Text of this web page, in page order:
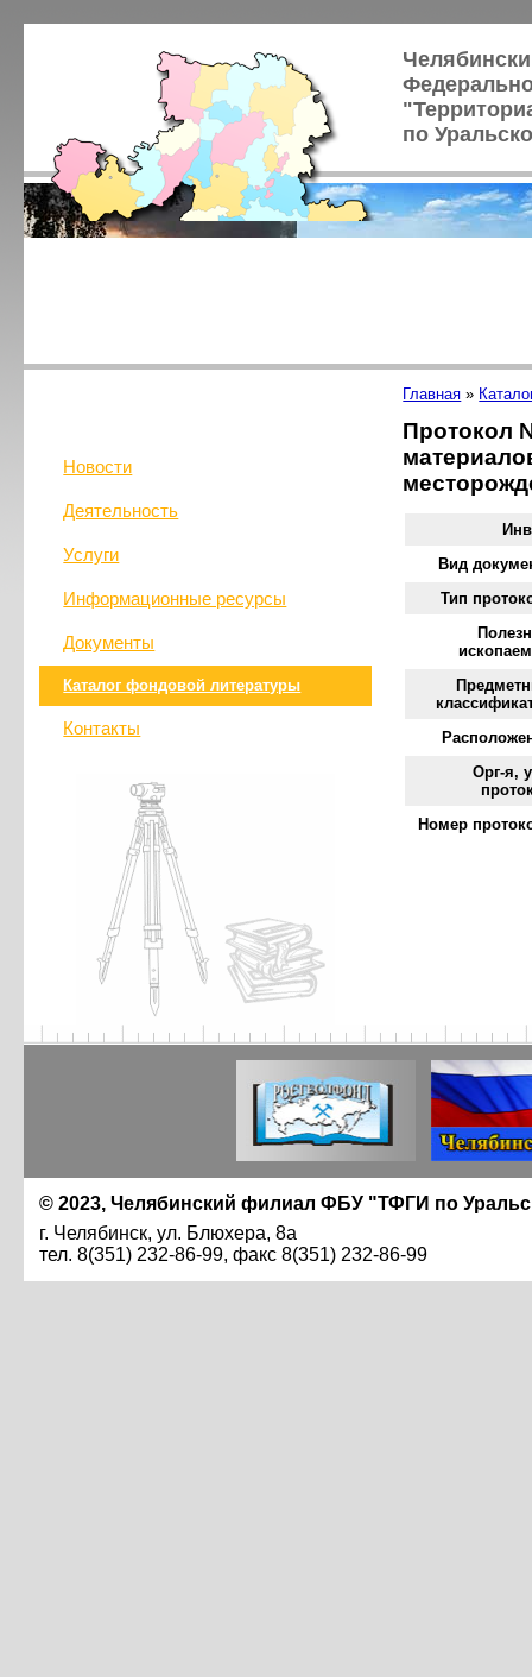
по
Новости
Деятельность
Услуги
Информационные ресурсы
Документы
Каталог фондовой литературы
Контакты
Главная »
Протокол
Вид
Тип
Орг-я,
Номер
© 2023, Челябинский филиал ФБУ "ТФГИ по
г. Челябинск, ул. Блюхера, 8а
тел. 8(351) 232-86-99, факс 8(351) 232-86-99